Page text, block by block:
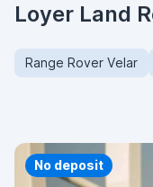
Loyer Land
Range Rover Velar
Priority
No deposit